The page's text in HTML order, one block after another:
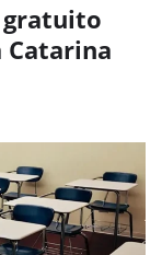
gratuito
Catarina